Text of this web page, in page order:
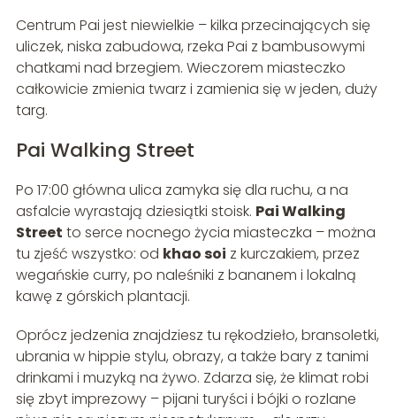
Centrum Pai jest niewielkie – kilka przecinających się
uliczek, niska zabudowa, rzeka Pai z bambusowymi
chatkami nad brzegiem. Wieczorem miasteczko
całkowicie zmienia twarz i zamienia się w jeden, duży
targ.
Pai Walking Street
Po 17:00 główna ulica zamyka się dla ruchu, a na
asfalcie wyrastają dziesiątki stoisk. Pai Walking
Street to serce nocnego życia miasteczka – można
tu zjeść wszystko: od khao soi z kurczakiem, przez
wegańskie curry, po naleśniki z bananem i lokalną
kawę z górskich plantacji.
Oprócz jedzenia znajdziesz tu rękodzieło, bransoletki,
ubrania w hippie stylu, obrazy, a także bary z tanimi
drinkami i muzyką na żywo. Zdarza się, że klimat robi
się zbyt imprezowy – pijani turyści i bójki o rozlane